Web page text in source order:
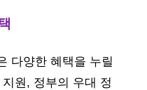
다양한 혜택을 누릴
원, 정부의 우대 정